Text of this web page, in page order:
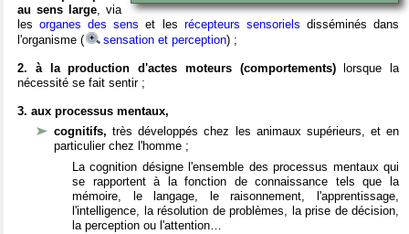
au sens large, via
lesorganes des sens et les récepteurs sensoriels disséminés dans
l'organisme (
sensation et perception) ;
2. à la production d'actes moteurs (comportements)lorsque la
nécessité se fait sentir ;
3. aux processus mentaux,
cognitifs,très développés chez les animaux supérieurs, et en
particulier chez l'homme ;
La cognition désigne l'ensemble des processus mentaux qui
se rapportent à la fonction de connaissance tels que la
mémoire, le langage, le raisonnement, l'apprentissage,
l'intelligence, la résolution de problèmes, la prise de décision,
la perception ou l'attention…